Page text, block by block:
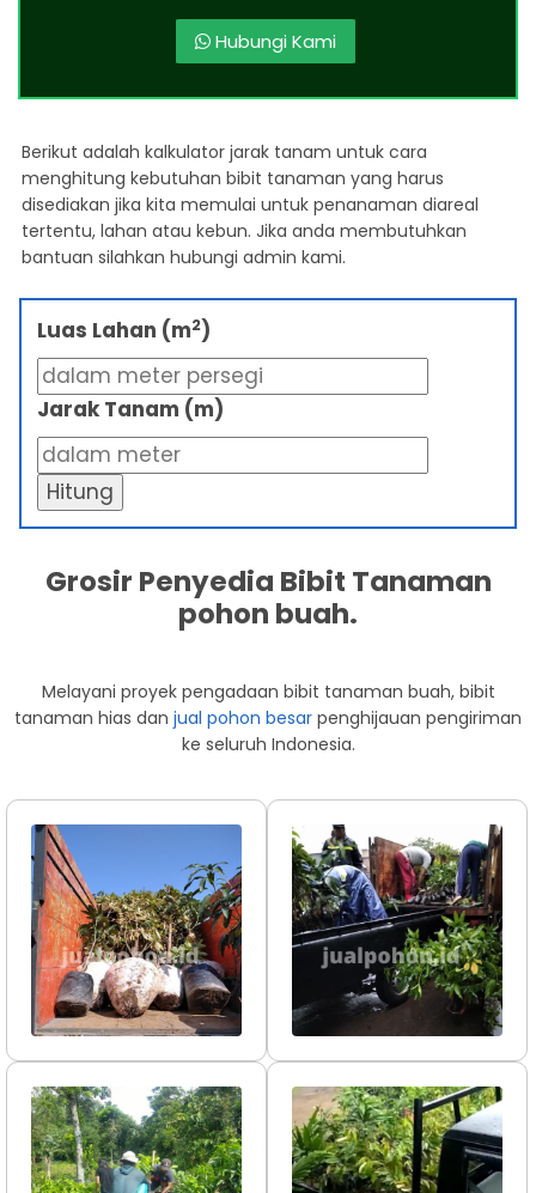
Hubungi Kami
Berikut adalah kalkulator jarak tanam untuk cara
menghitung kebutuhan bibit tanaman yang harus
disediakan jika kita memulai untuk penanaman diareal
tertentu, lahan atau kebun. Jika anda membutuhkan
bantuan silahkan hubungi admin kami.
Luas Lahan (m2)
Jarak Tanam (m)
Hitung
Grosir Penyedia Bibit Tanaman
pohon buah.
Melayani proyek pengadaan bibit tanaman buah, bibit
tanaman hias dan jual pohon besar penghijauan pengiriman
ke seluruh Indonesia.